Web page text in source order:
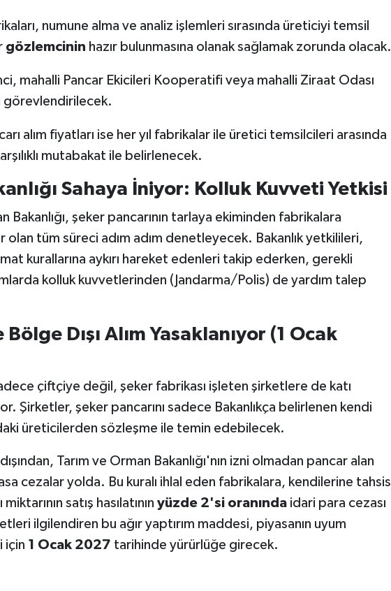
numune alma ve analiz işlemleri sırasında üreticiyi temsil
gözlemcinin hazır bulunmasına olanak sağlamak zorunda olacak.
mahalli Pancar Ekicileri Kooperatifi veya mahalli Ziraat Odası
görevlendirilecek.
alım fiyatları ise her yıl fabrikalar ile üretici temsilcileri arasında
mutabakat ile belirlenecek.
Sahaya İniyor: Kolluk Kuvveti Yetkisi
Bakanlığı, şeker pancarının tarlaya ekiminden fabrikalara
olan tüm süreci adım adım denetleyecek. Bakanlık yetkilileri,
kurallarına aykırı hareket edenleri takip ederken, gerekli
kolluk kuvvetlerinden (Jandarma/Polis) de yardım talep
Dışı Alım Yasaklanıyor (1 Ocak
çiftçiye değil, şeker fabrikası işleten şirketlere de katı
Şirketler, şeker pancarını sadece Bakanlıkça belirlenen kendi
üreticilerden sözleşme ile temin edebilecek.
Tarım ve Orman Bakanlığı'nın izni olmadan pancar alan
cezalar yolda. Bu kuralı ihlal eden fabrikalara, kendilerine tahsis
satış hasılatının yüzde 2'si oranındaidari para cezası
ilgilendiren bu ağır yaptırım maddesi, piyasanın uyum
için 1 Ocak 2027 tarihinde yürürlüğe girecek.